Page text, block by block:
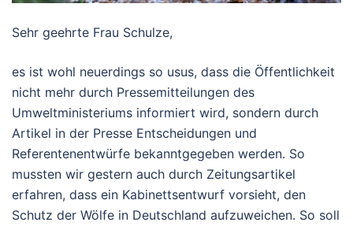
Sehr geehrte Frau Schulze,
es ist wohl neuerdings so usus, dass die Öffentlichkeit
nicht mehr durch Pressemitteilungen des
Umweltministeriums informiert wird, sondern durch
Artikel in der Presse Entscheidungen und
Referentenentwürfe bekanntgegeben werden. So
mussten wir gestern auch durch Zeitungsartikel
erfahren, dass ein Kabinettsentwurf vorsieht, den
Schutz der Wölfe in Deutschland aufzuweichen. So soll